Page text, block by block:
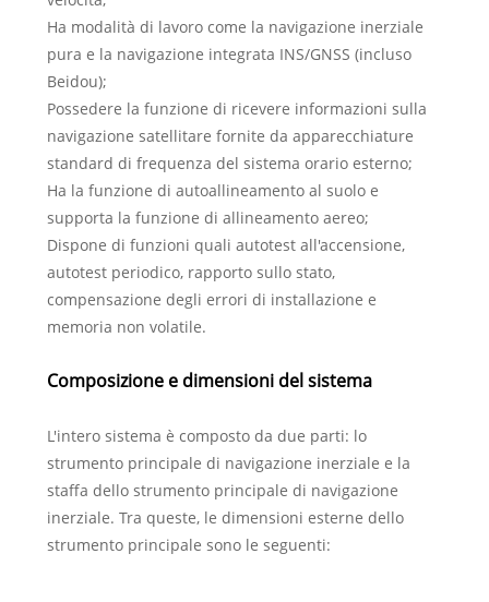
Ha modalità di lavoro come la navigazione inerziale
pura e la navigazione integrata INS/GNSS (incluso
Beidou);
Possedere la funzione di ricevere informazioni sulla
navigazione satellitare fornite da apparecchiature
standard di frequenza del sistema orario esterno;
Ha la funzione di autoallineamento al suolo e
supporta la funzione di allineamento aereo;
Dispone di funzioni quali autotest all'accensione,
autotest periodico, rapporto sullo stato,
compensazione degli errori di installazione e
memoria non volatile.
Composizione e dimensioni del sistema
L'intero sistema è composto da due parti: lo
strumento principale di navigazione inerziale e la
staffa dello strumento principale di navigazione
inerziale. Tra queste, le dimensioni esterne dello
strumento principale sono le seguenti: